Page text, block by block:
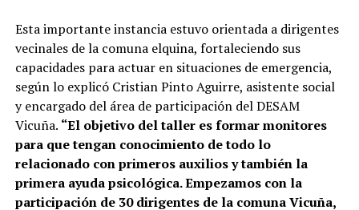
Esta importante instancia estuvo orientada a dirigentes
vecinales de la comuna elquina, fortaleciendo sus
capacidades para actuar en situaciones de emergencia,
según lo explicó Cristian Pinto Aguirre, asistente social
y encargado del área de participación del DESAM
Vicuña. “El objetivo del taller es formar monitores
para que tengan conocimiento de todo lo
relacionado con primeros auxilios y también la
primera ayuda psicológica. Empezamos con la
participación de 30 dirigentes de la comuna Vicuña,